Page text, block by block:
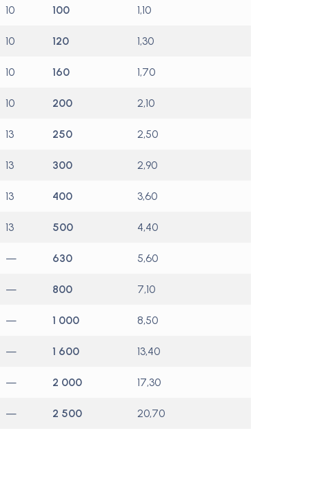
10 100 1,10
10 120 1,30
10 160 1,70
10 200 2,10
13 250 2,50
13 300 2,90
13 400 3,60
13 500 4,40
— 630 5,60
— 800 7,10
— 1 000 8,50
— 1 600 13,40
— 2 000 17,30
— 2 500 20,70